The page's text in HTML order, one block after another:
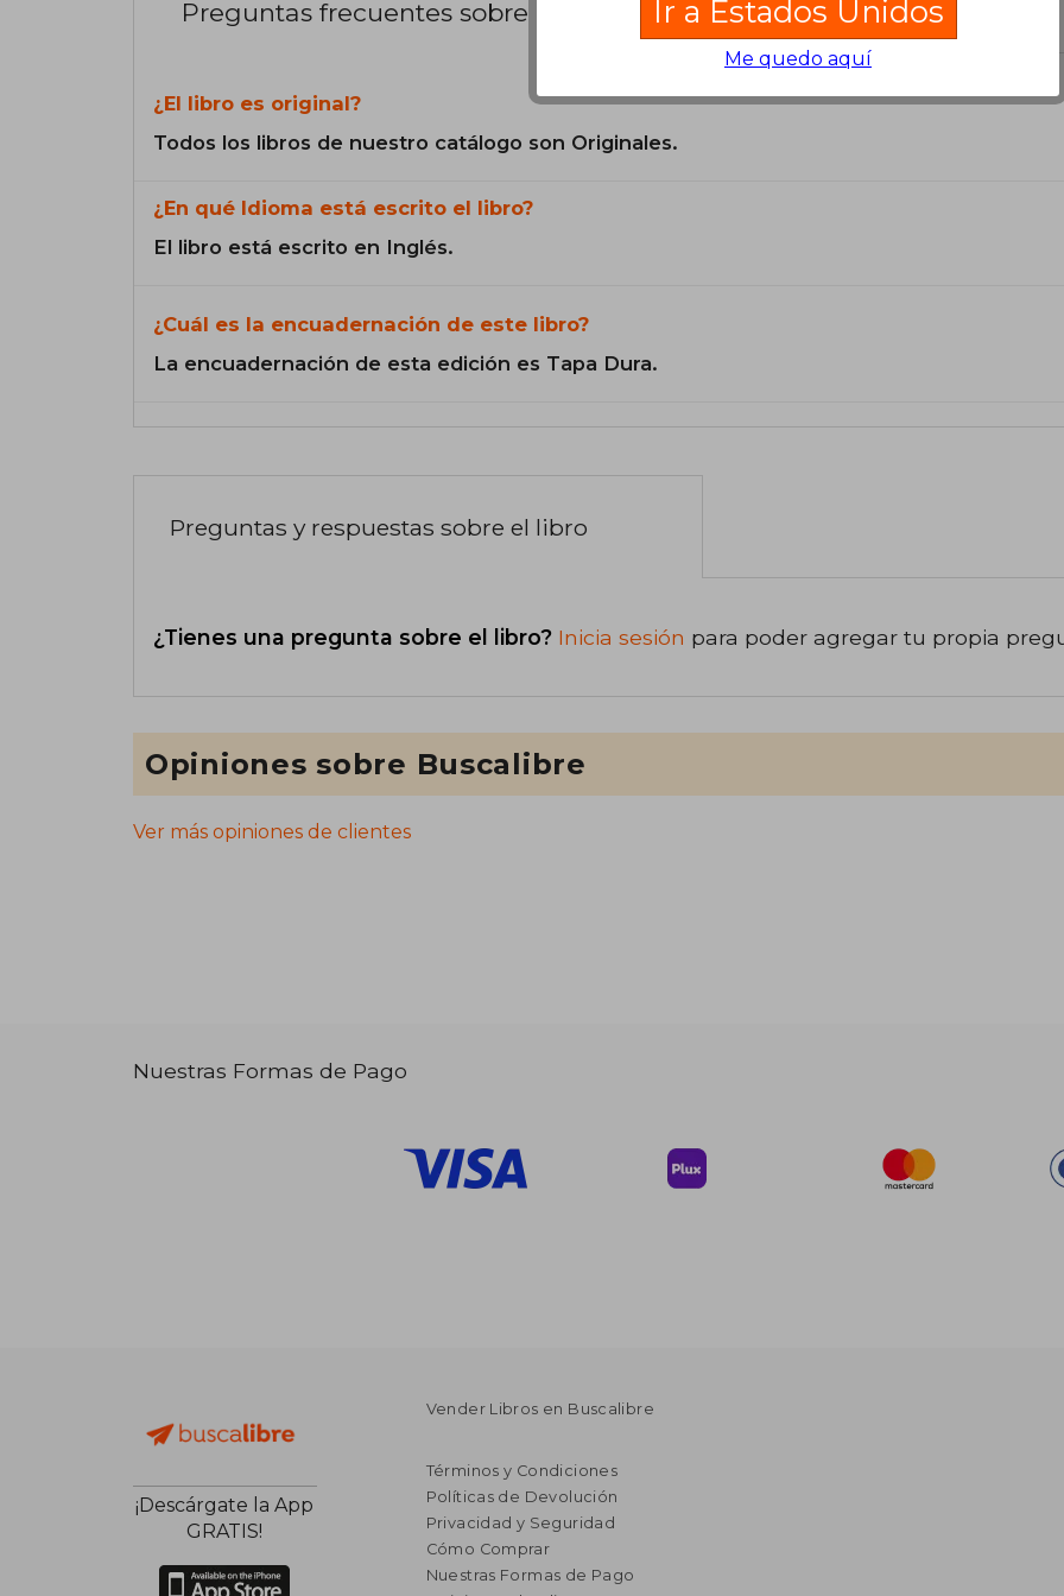
Preguntas frecuentes sobre el libro
¿El libro es original?
Todos los libros de nuestro catálogo son Originales.
¿En qué Idioma está escrito el libro?
El libro está escrito en Inglés.
¿Cuál es la encuadernación de este libro?
La encuadernación de esta edición es Tapa Dura.
Preguntas y respuestas sobre el libro
¿Tienes una pregunta sobre el libro? Inicia sesión para poder agregar tu propia
Opiniones sobre Buscalibre
Ver más opiniones de clientes
Nuestras Formas de Pago
¡Descárgate la App
GRATIS!
Vender Libros en Buscalibre
Términos y Condiciones
Políticas de Devolución
Privacidad y Seguridad
Cómo Comprar
Nuestras Formas de Pago
Ir a Estados Unidos
Me quedo aquí